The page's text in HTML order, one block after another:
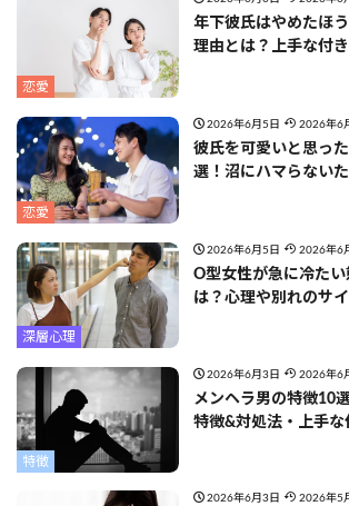
恋愛
年下彼氏はやめたほ
理由とは？上手な付
恋愛
2026年6月5日 2026年6
彼氏を可愛いと思っ
選！沼にハマらない
深層心理
2026年6月5日 2026年6
O型女性が急に冷た
は？心理や別れのサ
特徴
2026年6月3日 2026年6
メンヘラ男の特徴10
特徴&対処法・上手な
2026年6月3日 2026年5